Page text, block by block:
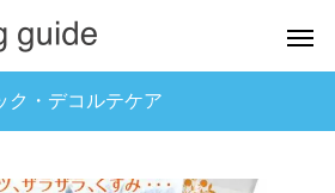
ク・デコルテケア